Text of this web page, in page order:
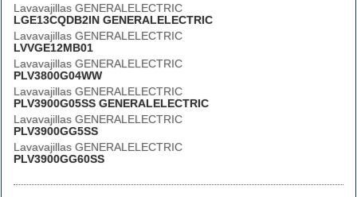
Lavavajillas GENERALELECTRIC
LGE13CQDB2IN GENERALELECTRIC
Lavavajillas GENERALELECTRIC
LVVGE12MB01
Lavavajillas GENERALELECTRIC
PLV3800G04WW
Lavavajillas GENERALELECTRIC
PLV3900G05SS GENERALELECTRIC
Lavavajillas GENERALELECTRIC
PLV3900GG5SS
Lavavajillas GENERALELECTRIC
PLV3900GG60SS